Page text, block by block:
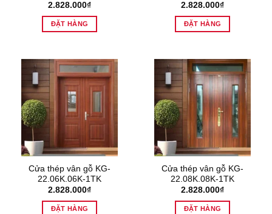
2.828.000₫
ĐẶT HÀNG
2.828.000₫
ĐẶT HÀNG
Cửa thép vân gỗ KG-
22.06K.06K-1TK
2.828.000₫
ĐẶT HÀNG
Cửa thép vân gỗ KG-
22.08K.08K-1TK
2.828.000₫
ĐẶT HÀNG